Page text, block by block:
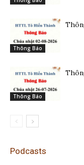
Thông Báo
Thông Báo
Podcasts